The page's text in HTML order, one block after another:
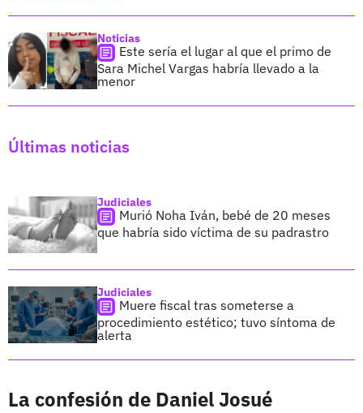
Noticias
Este sería el lugar al que el primo de
Sara Michel Vargas habría llevado a la
menor
Últimas noticias
Judiciales
Murió Noha Iván, bebé de 20 meses
que habría sido víctima de su padrastro
Judiciales
Muere fiscal tras someterse a
procedimiento estético; tuvo síntoma de
alerta
La confesión de Daniel Josué